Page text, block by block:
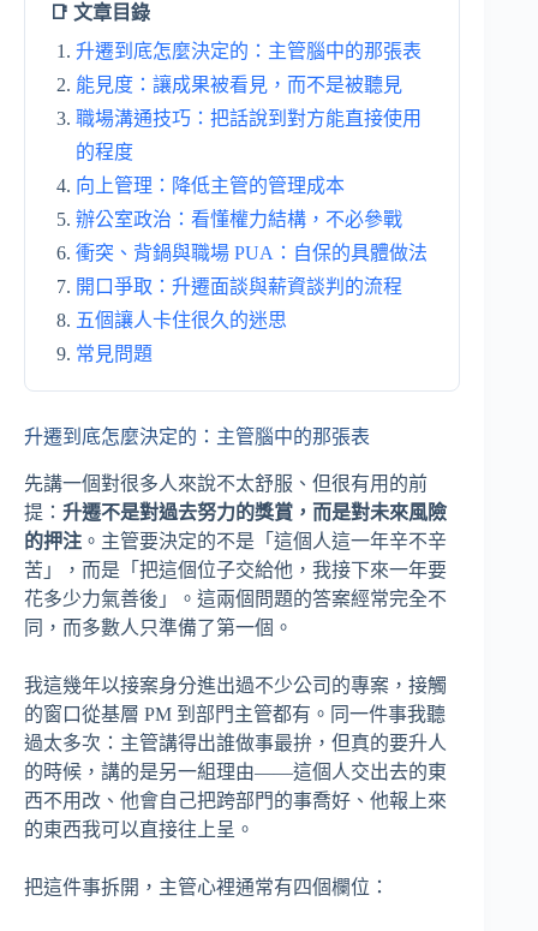
📑 文章目錄
升遷到底怎麼決定的：主管腦中的那張表
能見度：讓成果被看見，而不是被聽見
職場溝通技巧：把話說到對方能直接使用
的程度
向上管理：降低主管的管理成本
辦公室政治：看懂權力結構，不必參戰
衝突、背鍋與職場 PUA：自保的具體做法
開口爭取：升遷面談與薪資談判的流程
五個讓人卡住很久的迷思
常見問題
升遷到底怎麼決定的：主管腦中的那張表
先講一個對很多人來說不太舒服、但很有用的前
提： 升遷不是對過去努力的獎賞，而是對未來風險
的押注 。主管要決定的不是「這個人這一年辛不辛
苦」，而是「把這個位子交給他，我接下來一年要
花多少力氣善後」。這兩個問題的答案經常完全不
同，而多數人只準備了第一個。
我這幾年以接案身分進出過不少公司的專案，接觸
的窗口從基層 PM 到部門主管都有。同一件事我聽
過太多次：主管講得出誰做事最拚，但真的要升人
的時候，講的是另一組理由——這個人交出去的東
西不用改、他會自己把跨部門的事喬好、他報上來
的東西我可以直接往上呈。
把這件事拆開，主管心裡通常有四個欄位：